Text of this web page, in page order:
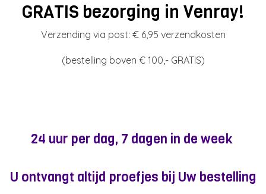
GRATIS bezorging in Venray!
Verzending via post: € 6,95 verzendkosten
(bestelling boven € 100,- GRATIS)
24 uur per dag, 7 dagen in de week
U ontvangt altijd proefjes bij Uw bestelling